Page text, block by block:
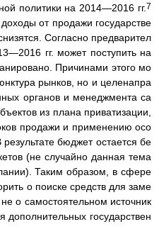
политики на 2014—2016 гг.7
от продажи государстве
Согласно предварител
гг. может поступить на
Причинами этого мо
рынков, но и целенапра
органов и менеджмента са
из плана приватизации,
продажи и применению осо
результате бюджет остается бе
(не случайно данная тема
Таким образом, в сфере
о поиске средств для заме
о самостоятельном источник
государствен